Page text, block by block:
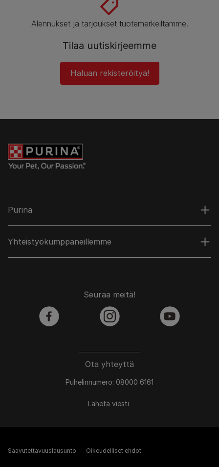
Alennukset ja tarjoukset tuotemerkeiltämme.
Tilaa uutiskirjeemme
Haluan rekisteröityä!
Purina
Yhteistyökumppaneillemme
Ota yhteyttä
Puhelinnumero: 08000 6161
Lähetä viesti
Seuraa meitä!
facebook instagram youtube
Saavutettavuuslausunto Oikeudelliset ehdot